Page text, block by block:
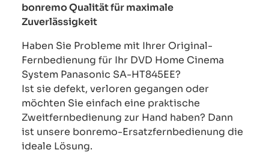
bonremo Qualität für maximale
Zuverlässigkeit
Haben Sie Probleme mit Ihrer Original-
Fernbedienung für Ihr DVD Home Cinema
System Panasonic SA-HT845EE?
Ist sie defekt, verloren gegangen oder
möchten Sie einfach eine praktische
Zweitfernbedienung zur Hand haben? Dann
ist unsere bonremo-Ersatzfernbedienung die
ideale Lösung.